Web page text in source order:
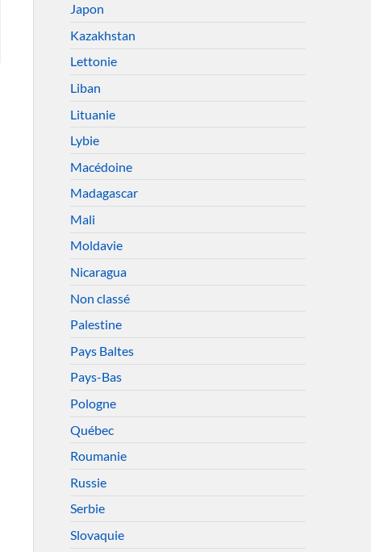
Japon
Kazakhstan
Lettonie
Liban
Lituanie
Lybie
Macédoine
Madagascar
Mali
Moldavie
Nicaragua
Non classé
Palestine
Pays Baltes
Pays-Bas
Pologne
Québec
Roumanie
Russie
Serbie
Slovaquie